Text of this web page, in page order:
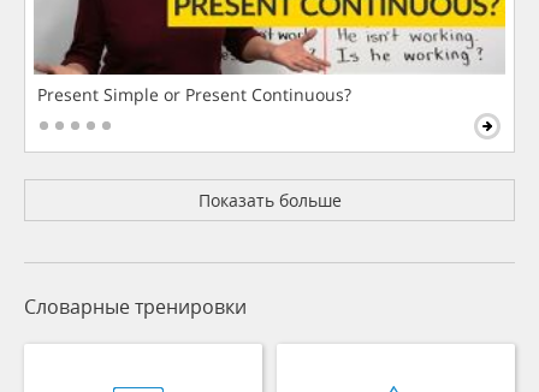
Present Simple or Present Continuous?
Показать больше
Словарные тренировки